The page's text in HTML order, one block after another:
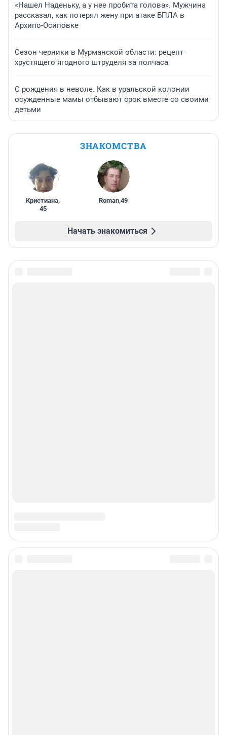
«Нашел Наденьку, а у нее пробита голова». Мужчина
рассказал, как потерял жену при атаке БПЛА в
Архипо-Осиповке
Сезон черники в Мурманской области: рецепт
хрустящего ягодного штруделя за полчаса
С рождения в неволе. Как в уральской колонии
осужденные мамы отбывают срок вместе со своими
детьми
ЗНАКОМСТВА
Кристиана,
45
Roman,49
Начать знакомиться